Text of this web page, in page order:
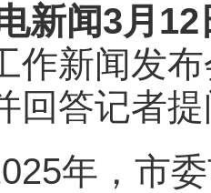
新闻3月12
作新闻发
回答记者
年，市